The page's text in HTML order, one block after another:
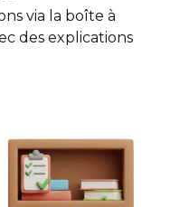
via la boîte à
des explications